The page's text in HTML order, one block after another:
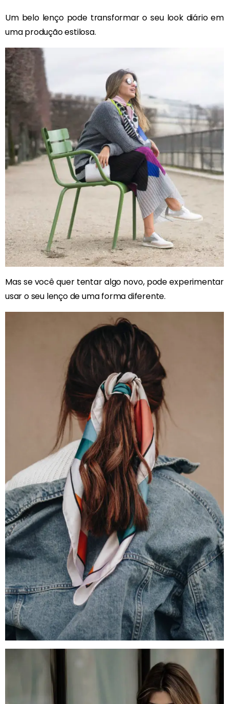
Um belo lenço pode transformar o seu look diário em
uma produção estilosa.
Mas se você quer tentar algo novo, pode experimentar
usar o seu lenço de uma forma diferente.